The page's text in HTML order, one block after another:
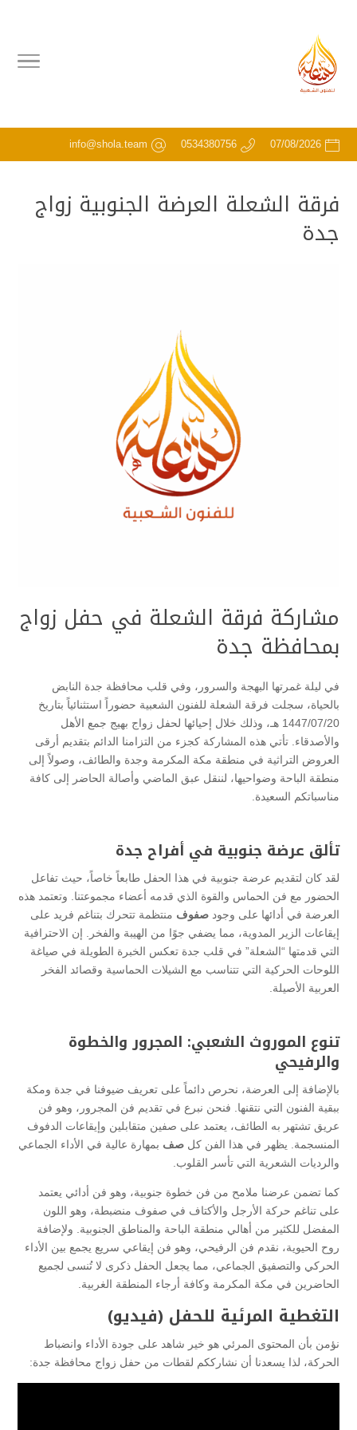
07/08/2026
0534380756
info@shola.team
فرقة الشعلة العرضة الجنوبية زواج
جدة
مشاركة فرقة الشعلة في حفل زواج
بمحافظة جدة
في ليلة غمرتها البهجة والسرور، وفي قلب محافظة جدة النابض
بالحياة، سجلت فرقة الشعلة للفنون الشعبية حضوراً استثنائياً بتاريخ
1447/07/20 هـ، وذلك خلال إحيائها لحفل زواج بهيج جمع الأهل
والأصدقاء. تأتي هذه المشاركة كجزء من التزامنا الدائم بتقديم أرقى
العروض التراثية في منطقة مكة المكرمة وجدة والطائف، وصولاً إلى
منطقة الباحة وضواحيها، لننقل عبق الماضي وأصالة الحاضر إلى كافة
مناسباتكم السعيدة.
تألق عرضة جنوبية في أفراح جدة
لقد كان لتقديم عرضة جنوبية في هذا الحفل طابعاً خاصاً، حيث تفاعل
الحضور مع فن الحماس والقوة الذي قدمه أعضاء مجموعتنا. وتعتمد هذه
العرضة في أدائها على وجود صفوف منتظمة تتحرك بتناغم فريد على
إيقاعات الزير المدوية، مما يضفي جوًا من الهيبة والفخر. إن الاحترافية
التي قدمتها “الشعلة” في قلب جدة تعكس الخبرة الطويلة في صياغة
اللوحات الحركية التي تتناسب مع الشيلات الحماسية وقصائد الفخر
العربية الأصيلة.
تنوع الموروث الشعبي: المجرور والخطوة
والرفيحي
بالإضافة إلى العرضة، نحرص دائماً على تعريف ضيوفنا في جدة ومكة
ببقية الفنون التي نتقنها. فنحن نبرع في تقديم فن المجرور، وهو فن
عريق تشتهر به الطائف، يعتمد على صفين متقابلين وإيقاعات الدفوف
المنسجمة. يظهر في هذا الفن كل صف بمهارة عالية في الأداء الجماعي
والرديات الشعرية التي تأسر القلوب.
كما تضمن عرضنا ملامح من فن خطوة جنوبية، وهو فن أدائي يعتمد
على تناغم حركة الأرجل والأكتاف في صفوف منضبطة، وهو اللون
المفضل للكثير من أهالي منطقة الباحة والمناطق الجنوبية. ولإضافة
روح الحيوية، نقدم فن الرفيحي، وهو فن إيقاعي سريع يجمع بين الأداء
الحركي والتصفيق الجماعي، مما يجعل الحفل ذكرى لا تُنسى لجميع
الحاضرين في مكة المكرمة وكافة أرجاء المنطقة الغربية.
التغطية المرئية للحفل (فيديو)
نؤمن بأن المحتوى المرئي هو خير شاهد على جودة الأداء وانضباط
الحركة، لذا يسعدنا أن نشارككم لقطات من حفل زواج محافظة جدة: